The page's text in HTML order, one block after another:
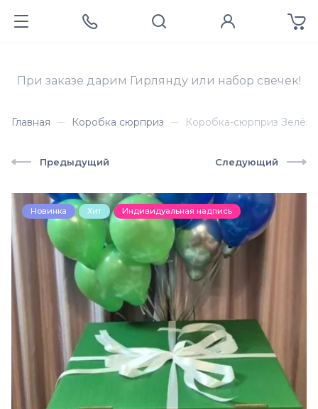
При заказе дарим Гирлянду или набор свечек!
Главная Коробка сюрприз Коробка-сюрприз
Предыдущий Следующий
Новинка Хит Индивидуальная надпись